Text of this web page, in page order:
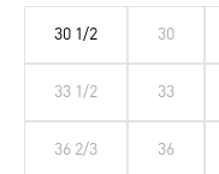
30
30 1/2
33
33 1/2
36
36 2/3